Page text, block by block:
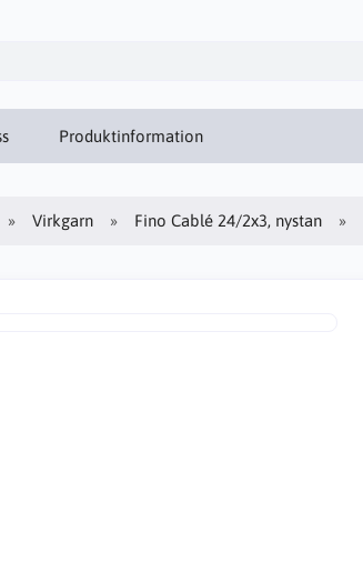
Produktinformation
Virkgarn Fino Cablé 24/2x3, nystan